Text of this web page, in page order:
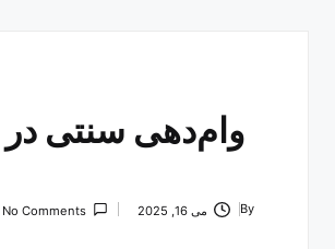
وام‌دهی سنتی
Posted
By می 16, 2025 No Comments